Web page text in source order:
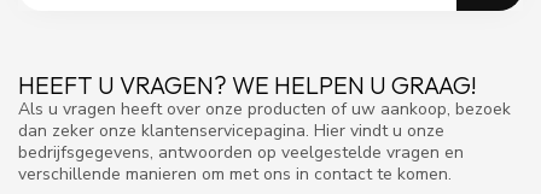
HEEFT U VRAGEN? WE HELPEN U GRAAG!
Als u vragen heeft over onze producten of uw aankoop, bezoek
dan zeker onze klantenservicepagina. Hier vindt u onze
bedrijfsgegevens, antwoorden op veelgestelde vragen en
verschillende manieren om met ons in contact te komen.